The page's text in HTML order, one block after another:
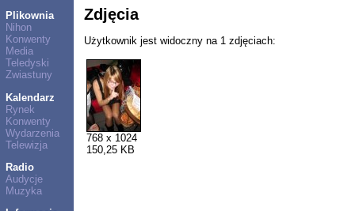
Plikownia
Nihon
Konwenty
Media
Teledyski
Zwiastuny
Kalendarz
Rynek
Konwenty
Wydarzenia
Telewizja
Radio
Audycje
Muzyka
Zdjęcia
Użytkownik jest widoczny na 1 zdjęciach:
768 x 1024
150,25 KB